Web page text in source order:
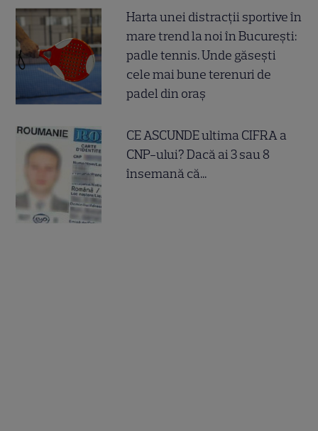
Harta unei distracții sportive în
mare trend la noi în București:
padle tennis. Unde găsești
cele mai bune terenuri de
padel din oraș
CE ASCUNDE ultima CIFRA a
CNP-ului? Dacă ai 3 sau 8
însemană că...